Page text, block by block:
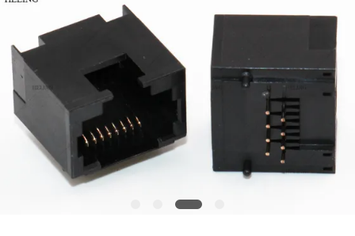
POLITIQUE
EN
MATIÈRE
PROTECTION